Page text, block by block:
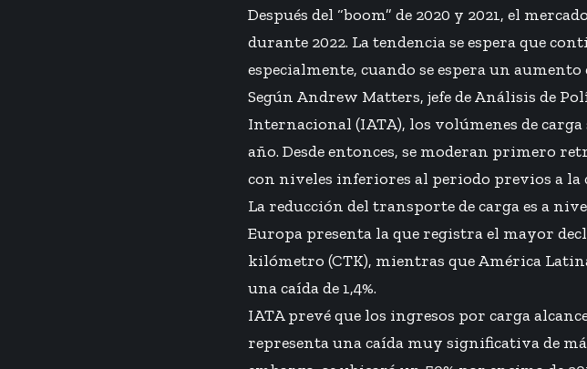
Después del “boom” de 2020 y 2021, el
durante 2022. La tendencia se espera que
especialmente, cuando se espera un
Según Andrew Matters, jefe de Análisis de
Internacional (IATA), los volúmenes de
año. Desde entonces, se moderan primero
con niveles inferiores al periodo previos a la
La reducción del transporte de carga es a
Europa presenta la que registra el mayor
kilómetro (CTK), mientras que América
una caída de 1,4%.
IATA prevé que los ingresos por carga
representa una caída muy significativa de